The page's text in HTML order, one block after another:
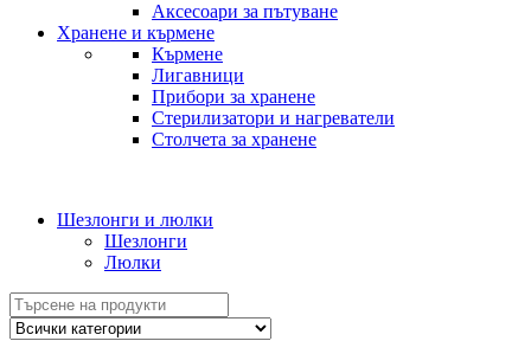
Аксесоари за пътуване
Хранене и кърмене
Кърмене
Лигавници
Прибори за хранене
Стерилизатори и нагреватели
Столчета за хранене
Шезлонги и люлки
Шезлонги
Люлки
Search
for: